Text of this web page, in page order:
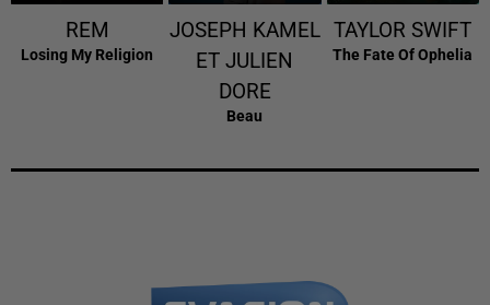
REM
Losing My Religion
JOSEPH KAMEL
ET JULIEN
DORE
Beau
TAYLOR SWIFT
The Fate Of Ophelia